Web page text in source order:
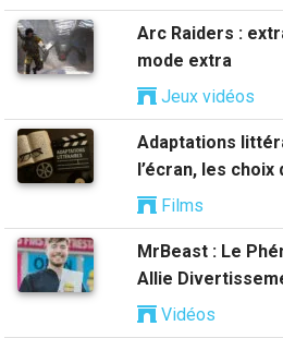
Arc Raiders :
mode extra
Jeux vidéos
Adaptations
l’écran, les
Films
MrBeast : Le
Allie
Vidéos